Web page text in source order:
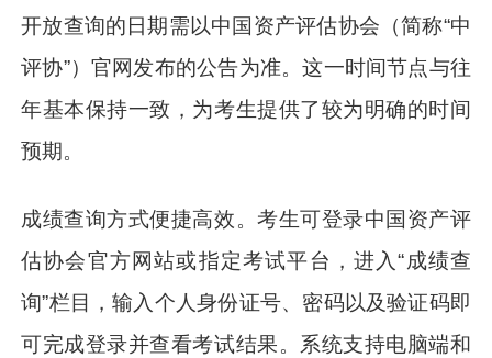
开放查询的日期需以中国资产评估协会（简称“中
评协”）官网发布的公告为准。这一时间节点与往
年基本保持一致，为考生提供了较为明确的时间
预期。
成绩查询方式便捷高效。考生可登录中国资产评
估协会官方网站或指定考试平台，进入“成绩查
询”栏目，输入个人身份证号、密码以及验证码即
可完成登录并查看考试结果。系统支持电脑端和